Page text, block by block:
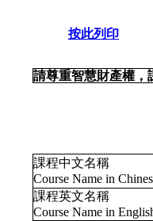
按此列印
請尊重智慧財產權，
課程中文名稱
Course Name in
課程英文名稱
Course Name in